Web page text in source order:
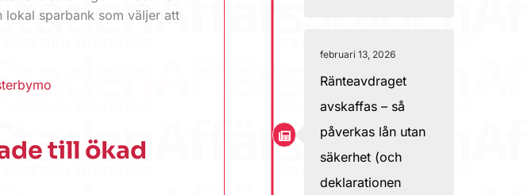
lokal sparbank som väljer att
till ökad
februari 13, 2026
Ränteavdraget
avskaffas – så
påverkas lån utan
säkerhet (och
deklarationen